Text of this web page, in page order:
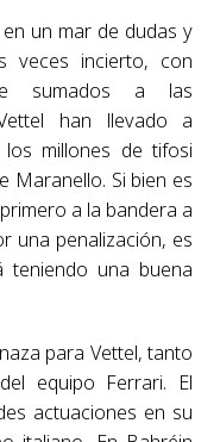
un mar de dudas y
veces incierto, con
sumados a las
han llevado a
millones de tifosi
Maranello. Si bien es
a la bandera a
una penalización, es
teniendo una buena
para Vettel, tanto
equipo Ferrari. El
actuaciones en su